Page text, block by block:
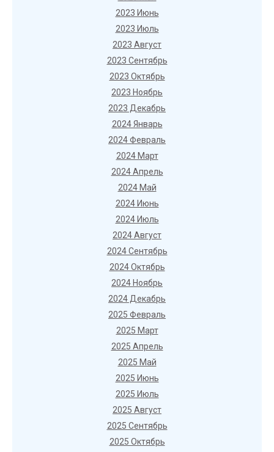
2023 Июнь
2023 Июль
2023 Август
2023 Сентябрь
2023 Октябрь
2023 Ноябрь
2023 Декабрь
2024 Январь
2024 Февраль
2024 Март
2024 Апрель
2024 Май
2024 Июнь
2024 Июль
2024 Август
2024 Сентябрь
2024 Октябрь
2024 Ноябрь
2024 Декабрь
2025 Февраль
2025 Март
2025 Апрель
2025 Май
2025 Июнь
2025 Июль
2025 Август
2025 Сентябрь
2025 Октябрь